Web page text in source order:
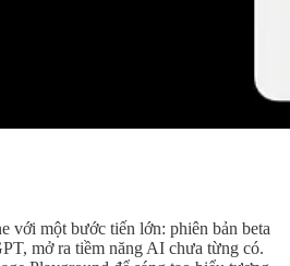
với một bước tiến lớn: phiên bản beta
mở ra tiềm năng AI chưa từng có.